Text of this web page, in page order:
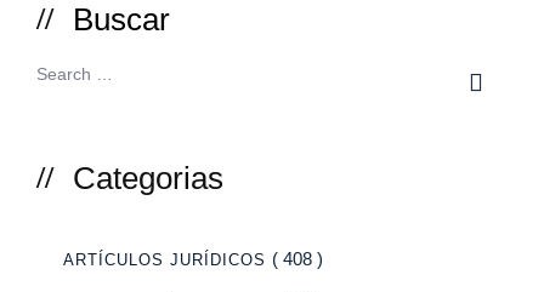
Buscar
Categorias
ARTÍCULOS JURÍDICOS ( 408 )